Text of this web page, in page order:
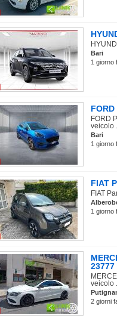
Bari
1 giorno
FORD
veicolo
Bari
1 giorno
FIAT
FIAT
1 giorno
23777
veicolo
2 giorni